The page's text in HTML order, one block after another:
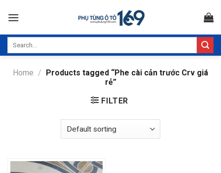
Home / Products tagged “Phe cài cản trước Crv giá
rẻ”
FILTER